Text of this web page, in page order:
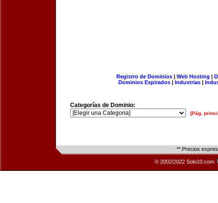
Registro de Dominios| Web Hosting |
Dominios Expirados | Industrias |
Categorías de Dominio:
[Pág.
** Precios
© 2002/2022 Solo10.com